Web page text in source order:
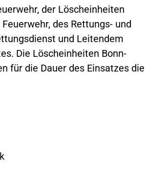
der Löscheinheiten
des Rettungs- und
und Leitendem
Die Löscheinheiten Bonn-
für die Dauer des Einsatzes die